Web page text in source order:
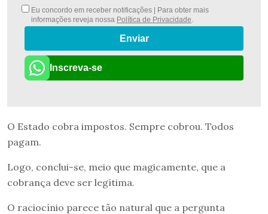
Eu concordo em receber notificações | Para obter mais
informações reveja nossa Política de Privacidade
Enviar
Inscreva-se
O Estado cobra impostos. Sempre cobrou. Todos
pagam.
Logo, conclui-se, meio que magicamente, que a
cobrança deve ser legítima.
O raciocínio parece tão natural que a pergunta